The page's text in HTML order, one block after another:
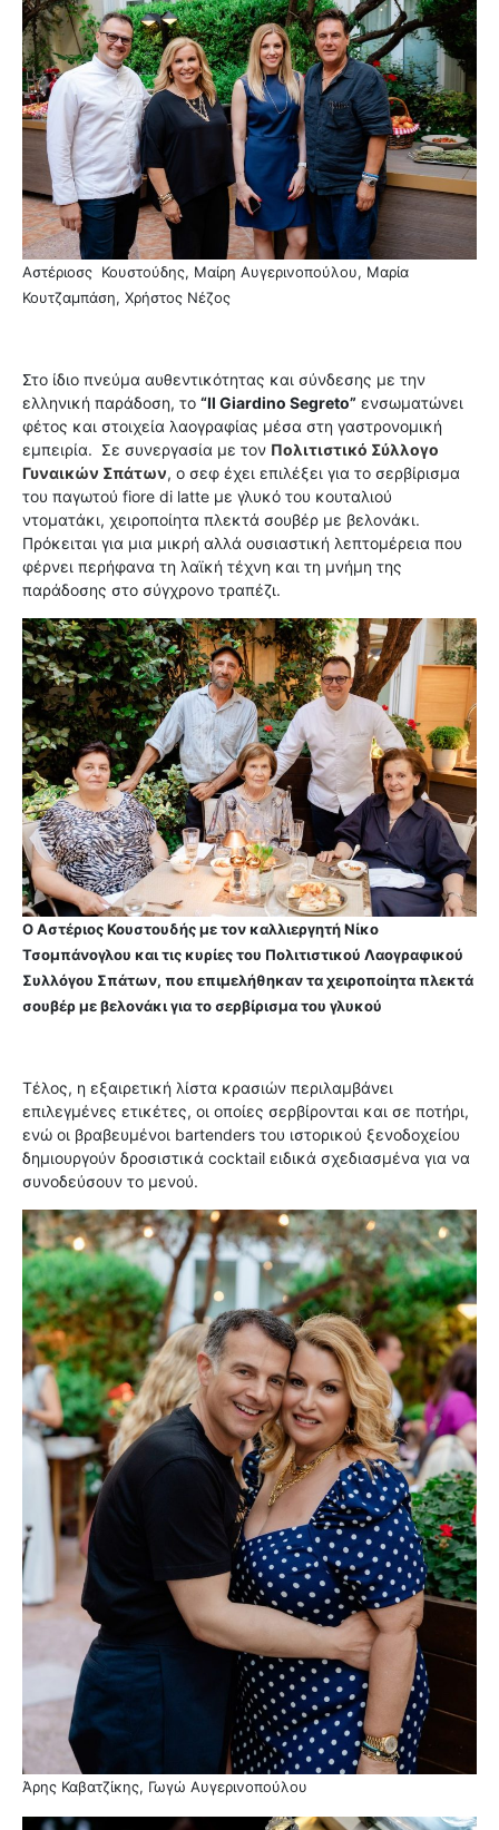
Aστέριοσς Κουστούδης, Μαίρη Αυγερινοπούλου, Μαρία
Κουτζαμπάση, Χρήστος Νέζος
Στο ίδιο πνεύμα αυθεντικότητας και σύνδεσης με την
ελληνική παράδοση, το “Il Giardino Segreto” ενσωματώνει
φέτος και στοιχεία λαογραφίας μέσα στη γαστρονομική
εμπειρία. Σε συνεργασία με τον Πολιτιστικό Σύλλογο
Γυναικών Σπάτων, ο σεφ έχει επιλέξει για το σερβίρισμα
του παγωτού fiore di latte με γλυκό του κουταλιού
ντοματάκι, χειροποίητα πλεκτά σουβέρ με βελονάκι.
Πρόκειται για μια μικρή αλλά ουσιαστική λεπτομέρεια που
φέρνει περήφανα τη λαϊκή τέχνη και τη μνήμη της
παράδοσης στο σύγχρονο τραπέζι.
Ο Αστέριος Κουστουδής με τον καλλιεργητή Νίκο
Τσομπάνογλου και τις κυρίες του Πολιτιστικού Λαογραφικού
Συλλόγου Σπάτων, που επιμελήθηκαν τα χειροποίητα πλεκτά
σουβέρ με βελονάκι για το σερβίρισμα του γλυκού
Τέλος, η εξαιρετική λίστα κρασιών περιλαμβάνει
επιλεγμένες ετικέτες, οι οποίες σερβίρονται και σε ποτήρι,
ενώ οι βραβευμένοι bartenders του ιστορικού ξενοδοχείου
δημιουργούν δροσιστικά cocktail ειδικά σχεδιασμένα για να
συνοδεύσουν το μενού.
Άρης Καβατζίκης, Γωγώ Αυγερινοπούλου